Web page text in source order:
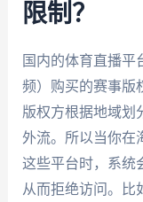
限制？
国内的体育直播平
频）购买的赛事版
版权方根据地域划
外流。所以当你在
这些平台时，系统
从而拒绝访问。比